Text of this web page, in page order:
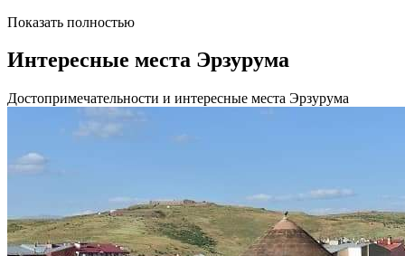
Показать полностью
Интересные места Эрзурума
Достопримечательности и интересные места Эрзурума